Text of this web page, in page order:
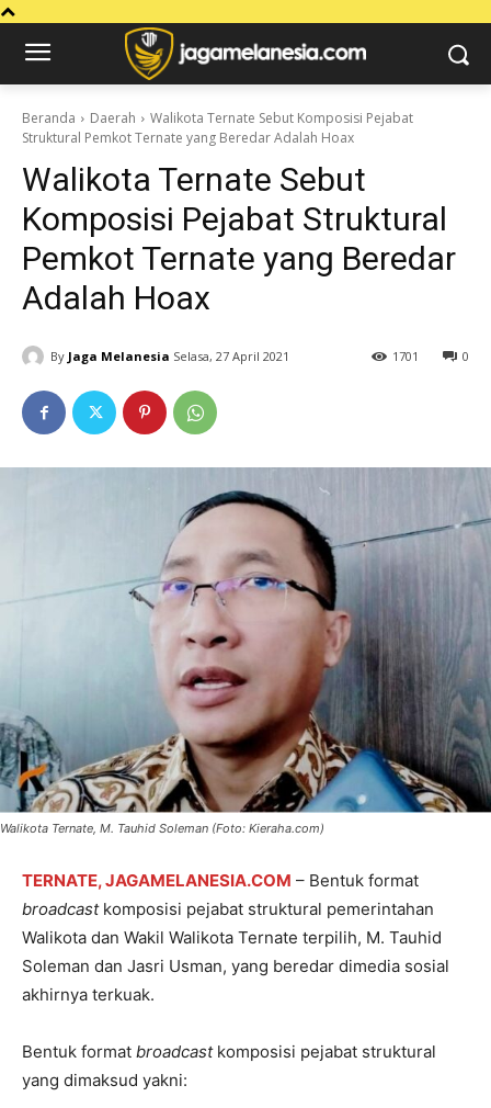
Beranda Daerah
Walikota Ternate Sebut Komposisi Pejabat
Struktural Pemkot Ternate yang Beredar Adalah Hoax
Walikota Ternate Sebut
Komposisi Pejabat Struktural
Pemkot Ternate yang Beredar
Adalah Hoax
By Jaga Melanesia Selasa, 27 April 2021 0
1701
Walikota Ternate, M. Tauhid Soleman (Foto: Kieraha.com)
TERNATE, JAGAMELANESIA.COM – Bentuk format
broadcastkomposisi pejabat struktural pemerintahan
Walikota dan Wakil Walikota Ternate terpilih, M. Tauhid
Soleman dan Jasri Usman, yang beredar dimedia sosial
akhirnya terkuak.
Bentuk format broadcastkomposisi pejabat struktural
yang dimaksud yakni: